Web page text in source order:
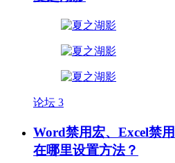
论坛 3
Word禁用宏、Excel禁
在哪里设置方法？